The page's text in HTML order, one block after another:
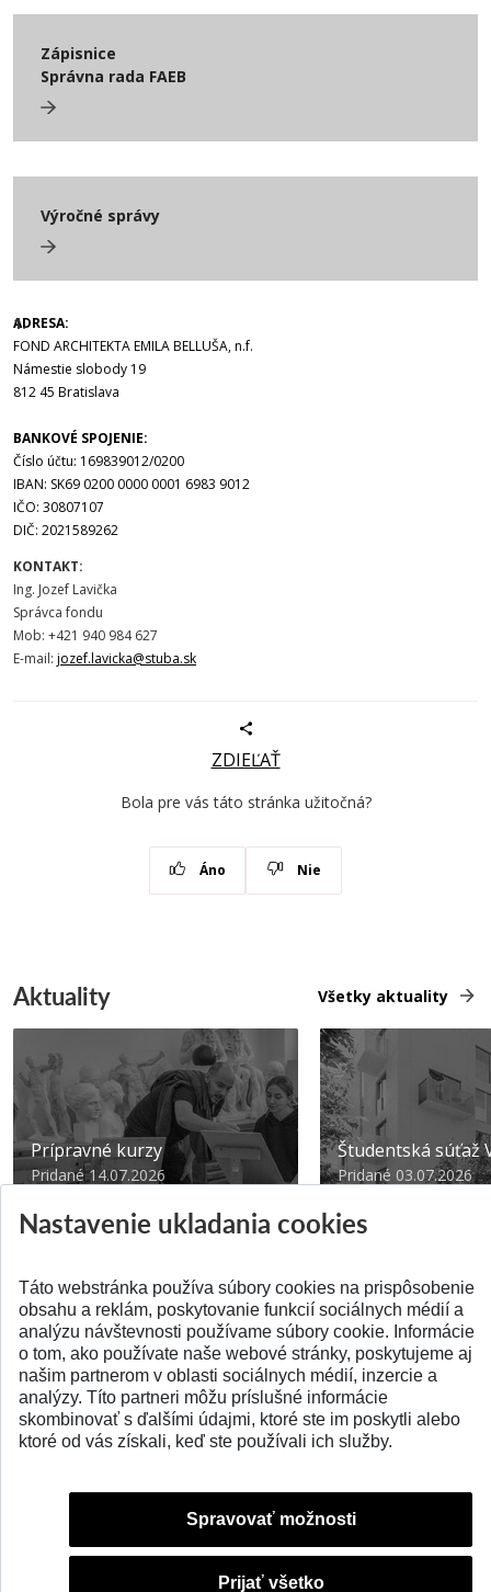
Zápisnice
Správna rada FAEB
Výročné správy
ADRESA:
FOND ARCHITEKTA EMILA BELLUŠA, n.f.
Námestie slobody 19
812 45 Bratislava
BANKOVÉ SPOJENIE:
Číslo účtu: 169839012/0200
IBAN: SK69 0200 0000 0001 6983 9012
IČO: 30807107
DIČ: 2021589262
KONTAKT:
Ing. Jozef Lavička
Správca fondu
Mob: +421 940 984 627
E-mail: jozef.lavicka@stuba.sk
ZDIEĽAŤ
Bola pre vás táto stránka užitočná?
Áno Nie
Aktuality Všetky aktuality
Prípravné kurzy
Pridané 14.07.2026
Študentská súťaž
Pridané 03.07.2026
SPÄŤ NA VRCH
Nastavenie ukladania cookies
Táto webstránka používa súbory cookies na prispôsobenie
obsahu a reklám, poskytovanie funkcií sociálnych médií a
analýzu návštevnosti používame súbory cookie. Informácie
o tom, ako používate naše webové stránky, poskytujeme aj
našim partnerom v oblasti sociálnych médií, inzercie a
analýzy. Títo partneri môžu príslušné informácie
skombinovať s ďalšími údajmi, ktoré ste im poskytli alebo
ktoré od vás získali, keď ste používali ich služby.
Spravovať možnosti
Prijať všetko